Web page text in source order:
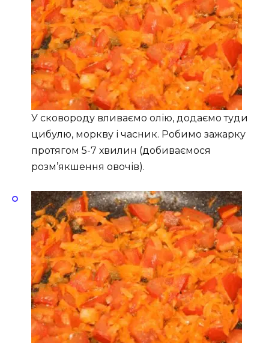
У сковороду вливаємо олію, додаємо туди
цибулю, моркву і часник. Робимо зажарку
протягом 5-7 хвилин (добиваємося
розм’якшення овочів).